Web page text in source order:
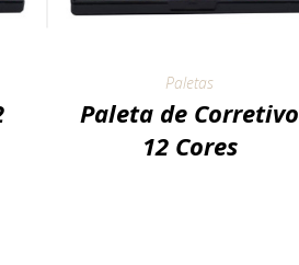
Paletas
Paleta de Corretivo
12 Cores